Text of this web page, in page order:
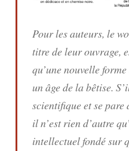
Pour les auteurs, le
titre de leur ouvrage,
qu’une nouvelle
un âge de la bêtise.
scientifique et se
il n’est rien d’autre
intellectuel fondé sur